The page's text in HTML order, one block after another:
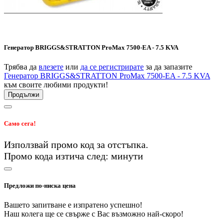
Генератор BRIGGS&STRATTON ProMax 7500-EA - 7.5 KVA
Трябва да влезете или да се регистрирате за да запазите
Генератор BRIGGS&STRATTON ProMax 7500-EA - 7.5 KVA
към своите любими продукти!
Продължи
Само сега!
Използвай промо код за отстъпка.
Промо кода изтича след: минути
Предложи по-ниска цена
Вашето запитване е изпратено успешно!
Наш колега ще се свърже с Вас възможно най-скоро!